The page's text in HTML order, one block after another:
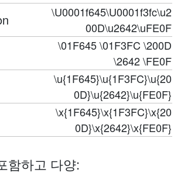
\U0001f645\U0001f3fc\u2
00D\u2642\uFE0F
\01F645 \01F3FC \200D
\2642 \FE0F
\u{1F645}\u{1F3FC}\u{20
0D}\u{2642}\u{FE0F}
\x{1F645}\x{1F3FC}\x{20
0D}\x{2642}\x{FE0F}
함하고 다양: